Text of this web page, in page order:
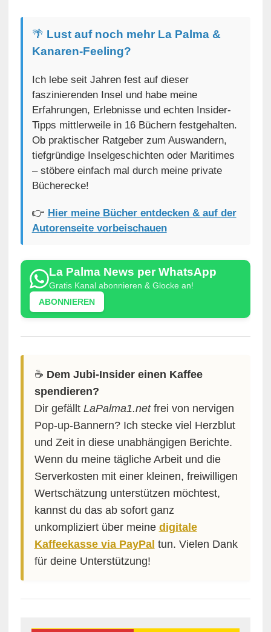
🌴 Lust auf noch mehr La Palma &
Kanaren-Feeling?
Ich lebe seit Jahren fest auf dieser
faszinierenden Insel und habe meine
Erfahrungen, Erlebnisse und echten Insider-
Tipps mittlerweile in 16 Büchern festgehalten.
Ob praktischer Ratgeber zum Auswandern,
tiefgründige Inselgeschichten oder Maritimes
– stöbere einfach mal durch meine private
Bücherecke!
👉 Hier meine Bücher entdecken & auf der
Autorenseite vorbeischauen
La Palma News per WhatsApp
Gratis Kanal abonnieren & Glocke an!
ABONNIEREN
☕️ Dem Jubi-Insider einen Kaffee
spendieren?
Dir gefällt LaPalma1.netfrei von nervigen
Pop-up-Bannern? Ich stecke viel Herzblut
und Zeit in diese unabhängigen Berichte.
Wenn du meine tägliche Arbeit und die
Serverkosten mit einer kleinen, freiwilligen
Wertschätzung unterstützen möchtest,
kannst du das ab sofort ganz
unkompliziert über meine digitale
Kaffeekasse via PayPal tun. Vielen Dank
für deine Unterstützung!